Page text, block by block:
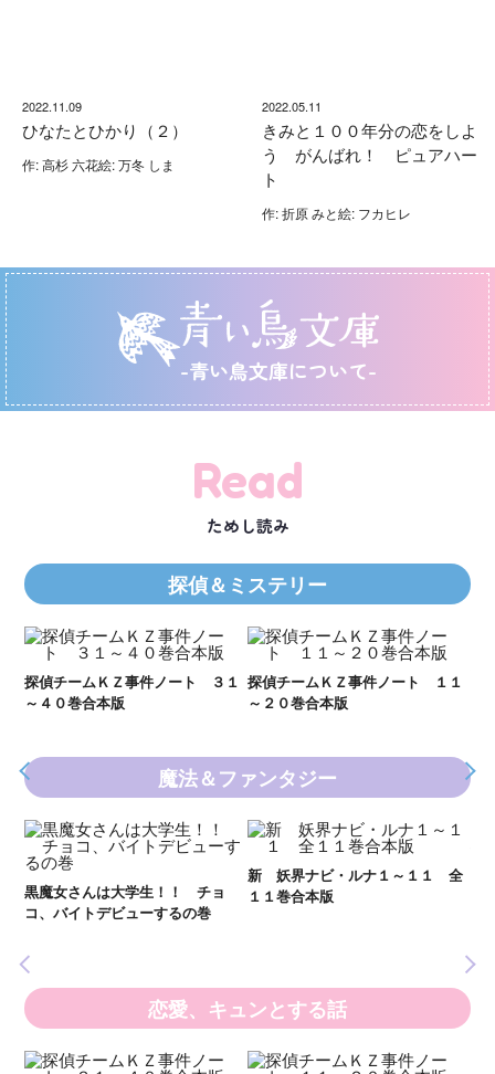
2022.11.09
ひなたとひかり（２）
作: 高杉 六花絵: 万冬 しま
2022.05.11
きみと１００年分の恋をしよ
う がんばれ！ ピュアハー
ト
作: 折原 みと絵: フカヒレ
-青い鳥文庫について-
Read
ためし読み
探偵＆ミステリー
探偵チームＫＺ事件ノート ３１
～４０巻合本版
探偵チームＫＺ事件ノート １１
～２０巻合本版
魔法＆ファンタジー
黒魔女さんは大学生！！ チョ
コ、バイトデビューするの巻
新 妖界ナビ・ルナ１～１１ 全
１１巻合本版
恋愛、キュンとする話